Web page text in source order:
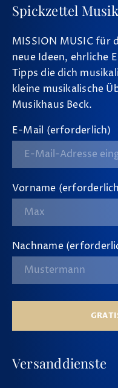
Spickzettel
MISSION MUSIC für
neue Ideen, ehrliche
Tipps die dich
kleine musikalische
Musikhaus Beck.
E-Mail (erforderlich)
Vorname
Nachname
Versanddienste